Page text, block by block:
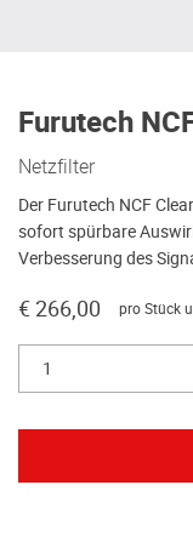
Furutech
Netzfilter
Der Furutech NCF
sofort spürbare
Verbesserung des
€ 266,00 pro Stück
1